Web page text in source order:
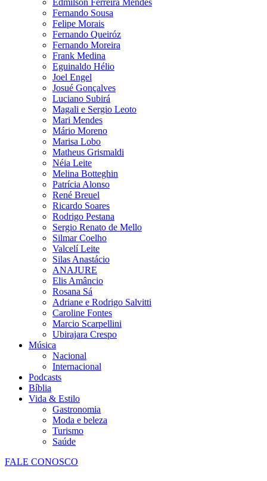
Edmilson Ferreira Mendes
Fernando Sousa
Felipe Morais
Fernando Queiróz
Fernando Moreira
Frank Medina
Eguinaldo Hélio
Joel Engel
Josué Gonçalves
Luciano Subirá
Magali e Sergio Leoto
Mari Mendes
Mário Moreno
Marisa Lobo
Matheus Grismaldi
Néia Leite
Melina Botteghin
Patrícia Alonso
René Breuel
Ricardo Soares
Rodrigo Pestana
Sergio Renato de Mello
Silmar Coelho
Valcelí Leite
Silas Anastácio
ANAJURE
Elis Amâncio
Rosana Sá
Adriane e Rodrigo Salvitti
Caroline Fontes
Marcio Scarpellini
Ubirajara Crespo
Música
Nacional
Internacional
Podcasts
Bíblia
Vida & Estilo
Gastronomia
Moda e beleza
Turismo
Saúde
FALE CONOSCO